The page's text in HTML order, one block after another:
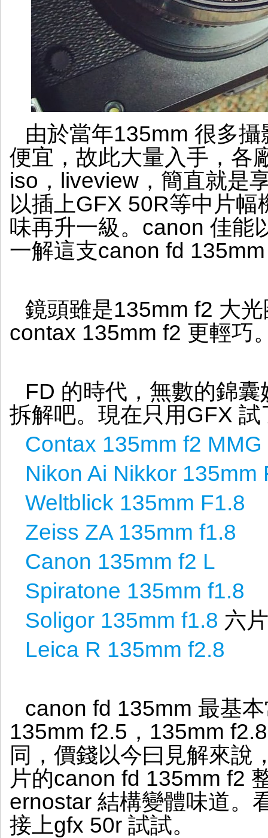
由於當年135mm 很多
便宜，故此大量入手，各
iso，liveview，簡直就是
以插上GFX 50R等中片
味再升一級。canon 佳能
一解這支canon fd
鏡頭雖是135mm f2 大
contax 135mm f2 更輕巧
FD 的時代，無數的錦
拆解吧。現在只用GFX
Contax 135mm f2 MMG
Nikon Ai Nikkor 135mm
Weltblick 135mm F1.8
Zeiss ZA 135mm f1.8
Canon 135mm f2 L
Spiratone 135mm f1.8
Soligor 135mm f1.8 六
Leica R 135mm f2.8
canon fd 135mm 最基
135mm f2.5，135mm
同，價錢以今曰見解來說
片的canon fd 135mm f2
ernostar 結構變體味道。
接上gfx 50r 試試。